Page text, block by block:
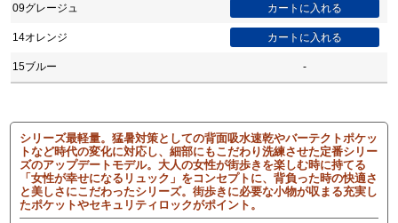
09グレージュ
14オレンジ
15ブルー -
シリーズ最軽量。猛暑対策としての背面吸水速乾やバーテクトポケッ
トなど時代の変化に対応し、細部にもこだわり洗練させた定番シリー
ズのアップデートモデル。大人の女性が街歩きを楽しむ時に持てる
「女性が幸せになるリュック」をコンセプトに、背負った時の快適さ
と美しさにこだわったシリーズ。街歩きに必要な小物が収まる充実し
たポケットやセキュリティロックがポイント。